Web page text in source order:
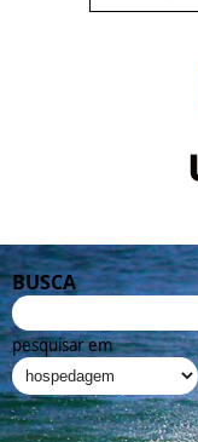
BUSCA
pesquisar em